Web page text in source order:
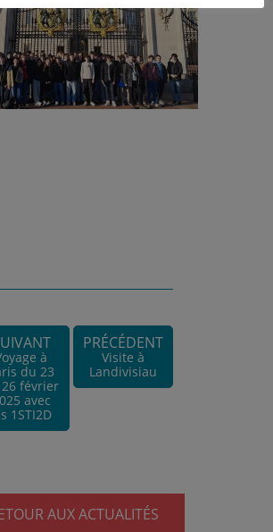
à
du 23
février
avec
1STI2D
PRÉCÉDENT
Visite à
Landivisiau
AUX ACTUALITÉS